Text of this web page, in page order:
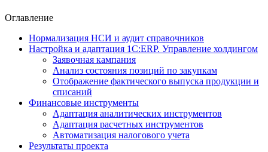
Оглавление
Нормализация НСИ и аудит справочников
Настройка и адаптация 1С:ERP. Управление холдингом
Заявочная кампания
Анализ состояния позиций по закупкам
Отображение фактического выпуска продукции и
списаний
Финансовые инструменты
Адаптация аналитических инструментов
Адаптация расчетных инструментов
Автоматизация налогового учета
Результаты проекта